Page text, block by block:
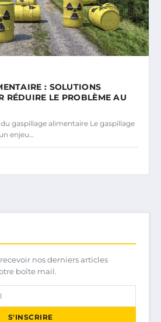
: SOLUTIONS
RÉDUIRE LE PROBLÈME AU
gaspillage alimentaire Le gaspillage
enjeu…
nos derniers articles
boîte mail.
S'INSCRIRE